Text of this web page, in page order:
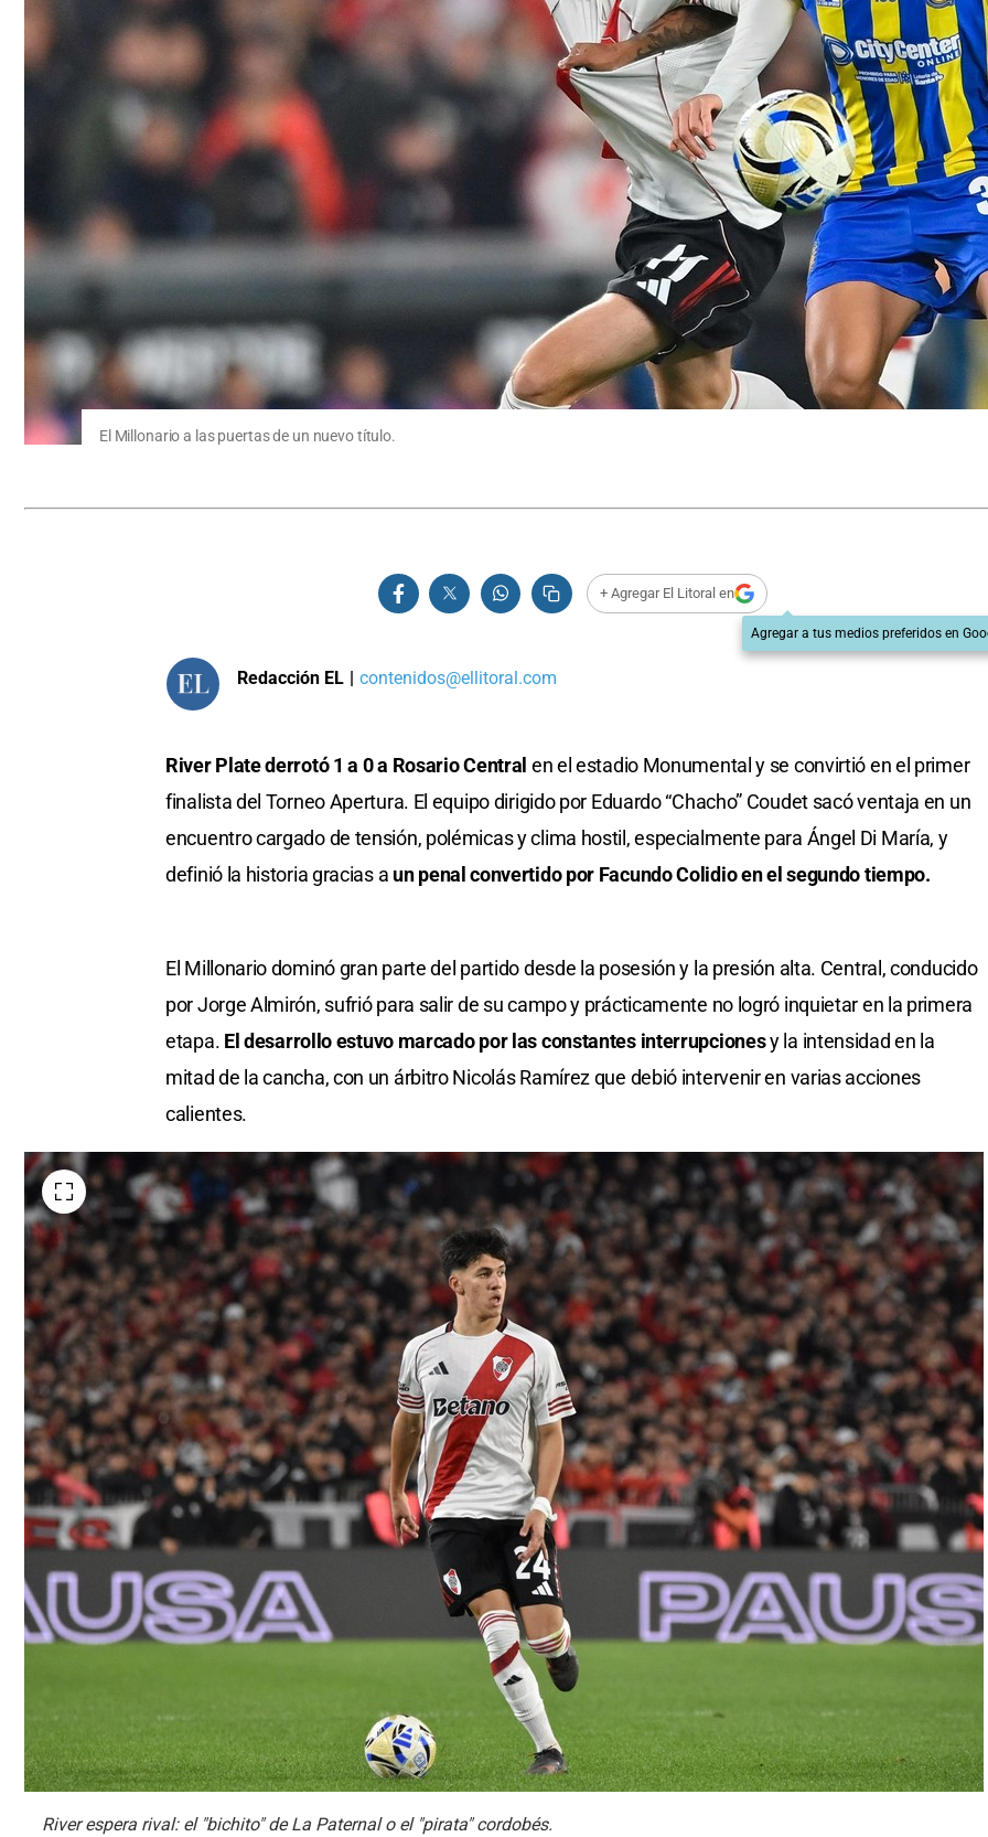
El Millonario a las puertas de un nuevo título.
+ Agregar El Litoral en
Agregar a tus medios preferidos en
Redacción EL | contenidos@ellitoral.com
River Plate derrotó 1 a 0 a Rosario Central en el estadio Monumental y se convirtió en el primer
finalista del Torneo Apertura. El equipo dirigido por Eduardo “Chacho” Coudet sacó ventaja en un
encuentro cargado de tensión, polémicas y clima hostil, especialmente para Ángel Di María, y
definió la historia gracias a un penal convertido por Facundo Colidio en el segundo tiempo.
El Millonario dominó gran parte del partido desde la posesión y la presión alta. Central, conducido
por Jorge Almirón, sufrió para salir de su campo y prácticamente no logró inquietar en la primera
etapa. El desarrollo estuvo marcado por las constantes interrupcionesy la intensidad en la
mitad de la cancha, con un árbitro Nicolás Ramírez que debió intervenir en varias acciones
calientes.
River espera rival: el "bichito" de La Paternal o el "pirata" cordobés.